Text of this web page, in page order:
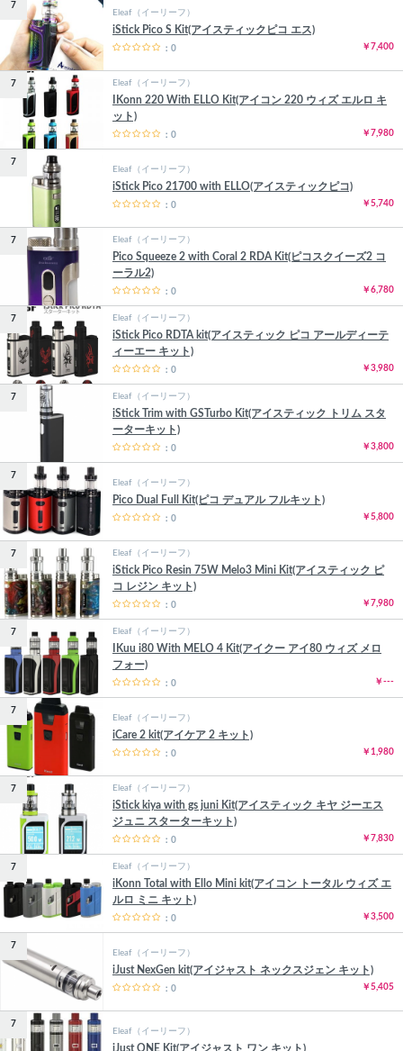
7
Eleaf（イーリーフ）
iStick Pico S Kit(アイスティックピコ エス)
：0 ￥7,400
7 Eleaf（イーリーフ）
IKonn 220 With ELLO Kit(アイコン 220 ウィズ エルロ キ
ット)
：0 ￥7,980
7
Eleaf（イーリーフ）
iStick Pico 21700 with ELLO(アイスティックピコ)
：0 ￥5,740
7 Eleaf（イーリーフ）
Pico Squeeze 2 with Coral 2 RDA Kit(ピコスクイーズ2 コ
ーラル2)
：0 ￥6,780
7 Eleaf（イーリーフ）
iStick Pico RDTA kit(アイスティック ピコ アールディーテ
ィーエー キット)
：0 ￥3,980
7 Eleaf（イーリーフ）
iStick Trim with GSTurbo Kit(アイスティック トリム スタ
ーターキット)
：0 ￥3,800
7
Eleaf（イーリーフ）
Pico Dual Full Kit(ピコ デュアル フルキット)
：0 ￥5,800
7 Eleaf（イーリーフ）
iStick Pico Resin 75W Melo3 Mini Kit(アイスティック ピ
コ レジン キット)
：0 ￥7,980
7 Eleaf（イーリーフ）
IKuu i80 With MELO 4 Kit(アイクー アイ80 ウィズ メロ
フォー)
：0 ￥---
7
Eleaf（イーリーフ）
iCare 2 kit(アイケア 2 キット)
：0 ￥1,980
7 Eleaf（イーリーフ）
iStick kiya with gs juni Kit(アイスティック キヤ ジーエス
ジュニ スターターキット)
：0 ￥7,830
7 Eleaf（イーリーフ）
iKonn Total with Ello Mini kit(アイコン トータル ウィズ エ
ルロ ミニ キット)
：0 ￥3,500
7
Eleaf（イーリーフ）
iJust NexGen kit(アイジャスト ネックスジェン キット)
：0 ￥5,405
7
Eleaf（イーリーフ）
iJust ONE Kit(アイジャスト ワン キット)